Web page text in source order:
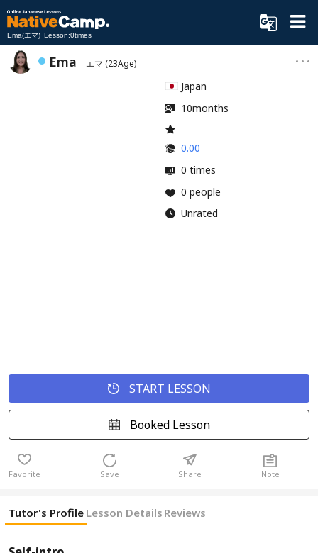
Ema(エマ) Lesson:0times
Ema エマ (23Age)
Japan
10months
0.00
0 times
0 people
Unrated
START LESSON
Booked Lesson
Favorite Save Share Note
Tutor's Profile Lesson Details Reviews